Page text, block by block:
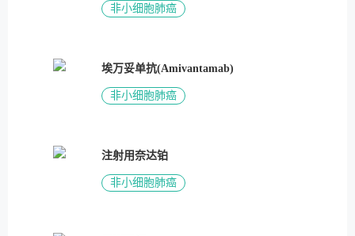
非小细胞肺癌
埃万妥单抗(Amivantamab)
非小细胞肺癌
注射用奈达铂
非小细胞肺癌